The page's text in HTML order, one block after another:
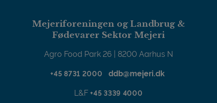
Mejeriforeningen og Landbrug &
Fødevarer Sektor Mejeri
Agro Food Park 26 | 8200 Aarhus N
+45 8731 2000 ddb@mejeri.dk
L&F+45 3339 4000